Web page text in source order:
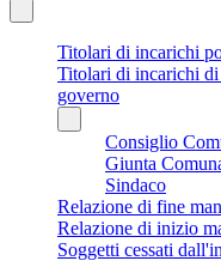
Titolari di incarichi
Titolari di incarichi
governo
Consiglio
Giunta
Sindaco
Relazione di fine
Relazione di inizio
Soggetti cessati